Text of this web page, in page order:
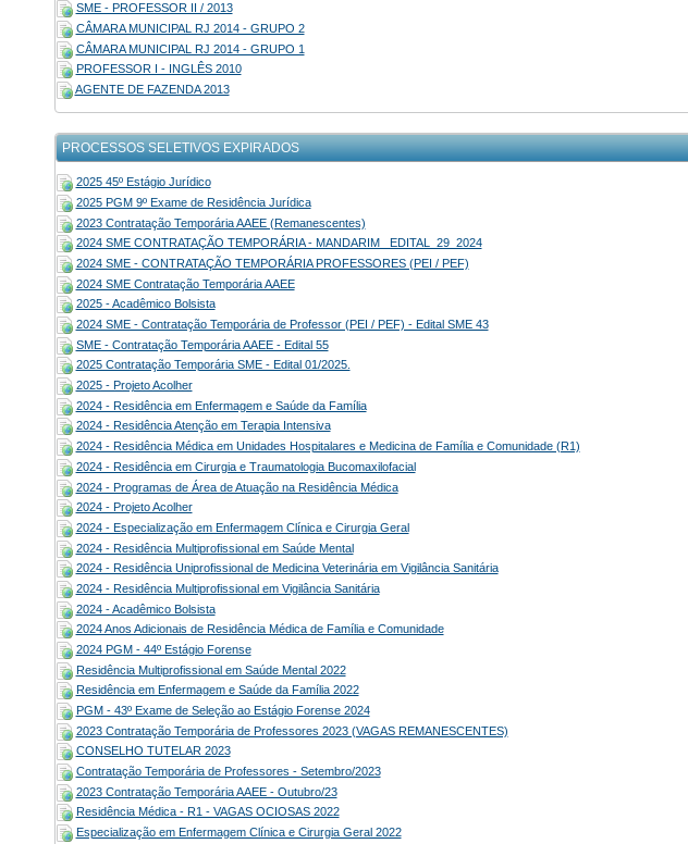
SME - PROFESSOR II / 2013
CÂMARA MUNICIPAL RJ 2014 - GRUPO 2
CÂMARA MUNICIPAL RJ 2014 - GRUPO 1
PROFESSOR I - INGLÊS 2010
AGENTE DE FAZENDA 2013
PROCESSOS SELETIVOS EXPIRADOS
2025 45º Estágio Jurídico
2025 PGM 9º Exame de Residência Jurídica
2023 Contratação Temporária AAEE (Remanescentes)
2024 SME CONTRATAÇÃO TEMPORÁRIA - MANDARIM _EDITAL_29_2024
2024 SME - CONTRATAÇÃO TEMPORÁRIA PROFESSORES (PEI / PEF)
2024 SME Contratação Temporária AAEE
2025 - Acadêmico Bolsista
2024 SME - Contratação Temporária de Professor (PEI / PEF) - Edital SME 43
SME - Contratação Temporária AAEE - Edital 55
2025 Contratação Temporária SME - Edital 01/2025.
2025 - Projeto Acolher
2024 - Residência em Enfermagem e Saúde da Família
2024 - Residência Atenção em Terapia Intensiva
2024 - Residência Médica em Unidades Hospitalares e Medicina de Família e Comunidade (R1)
2024 - Residência em Cirurgia e Traumatologia Bucomaxilofacial
2024 - Programas de Área de Atuação na Residência Médica
2024 - Projeto Acolher
2024 - Especialização em Enfermagem Clínica e Cirurgia Geral
2024 - Residência Multiprofissional em Saúde Mental
2024 - Residência Uniprofissional de Medicina Veterinária em Vigilância Sanitária
2024 - Residência Multiprofissional em Vigilância Sanitária
2024 - Acadêmico Bolsista
2024 Anos Adicionais de Residência Médica de Família e Comunidade
2024 PGM - 44º Estágio Forense
Residência Multiprofissional em Saúde Mental 2022
Residência em Enfermagem e Saúde da Família 2022
PGM - 43º Exame de Seleção ao Estágio Forense 2024
2023 Contratação Temporária de Professores 2023 (VAGAS REMANESCENTES)
CONSELHO TUTELAR 2023
Contratação Temporária de Professores - Setembro/2023
2023 Contratação Temporária AAEE - Outubro/23
Residência Médica - R1 - VAGAS OCIOSAS 2022
Especialização em Enfermagem Clínica e Cirurgia Geral 2022